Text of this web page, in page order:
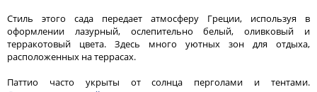
Стиль этого сада передает атмосферу Греции, используя в
оформлении лазурный, ослепительно белый, оливковый и
терракотовый цвета. Здесь много уютных зон для отдыха,
расположенных на террасах.
Паттио часто укрыты от солнца перголами и тентами.